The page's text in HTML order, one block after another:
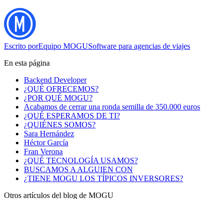
Escrito porEquipo MOGUSoftware para agencias de viajes
En esta página
Backend Developer
¿QUÉ OFRECEMOS?
¿POR QUÉ MOGU?
Acabamos de cerrar una ronda semilla de 350.000 euros
¿QUÉ ESPERAMOS DE TI?
¿QUIÉNES SOMOS?
Sara Hernández
Héctor García
Fran Verona
¿QUÉ TECNOLOGÍA USAMOS?
BUSCAMOS A ALGUIEN CON
¿TIENE MOGU LOS TÍPICOS INVERSORES?
Otros artículos del blog de MOGU